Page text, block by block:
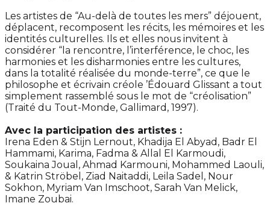
Les artistes de “Au-delà de toutes les mers” déjouent,
déplacent, recomposent les récits, les mémoires et les
identités culturelles. Ils et elles nous invitent à
considérer “la rencontre, l’interférence, le choc, les
harmonies et les disharmonies entre les cultures,
dans la totalité réalisée du monde-terre”, ce que le
philosophe et écrivain créole ’Édouard Glissant a tout
simplement rassemblé sous le mot de “créolisation”
(Traité du Tout-Monde, Gallimard, 1997).
Avec la participation des artistes :
Irena Eden & Stijn Lernout, Khadija El Abyad, Badr El
Hammami, Karima, Fadma & Allal El Karmoudi,
Soukaina Joual, Ahmad Karmouni, Mohammed Laouli,
& Katrin Ströbel, Ziad Naitaddi, Leila Sadel, Nour
Sokhon, Myriam Van Imschoot, Sarah Van Melick,
Imane Zoubai.